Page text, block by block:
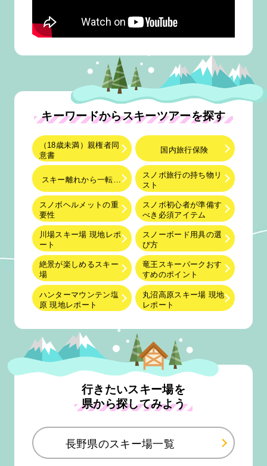
キーワードからスキーツアーを探す
（18歳未満）親権者同
意書
国内旅行保険
スキー離れから一転…
スノボ旅行の持ち物リ
スト
スノボヘルメットの重
要性
スノボ初心者が準備す
べき必須アイテム
川場スキー場 現地レポ
ート
スノーボード用具の選
び方
絶景が楽しめるスキー
場
竜王スキーパークおす
すめのポイント
ハンターマウンテン塩
原 現地レポート
丸沼高原スキー場 現地
レポート
行きたいスキー場を
県から探してみよう
長野県のスキー場一覧